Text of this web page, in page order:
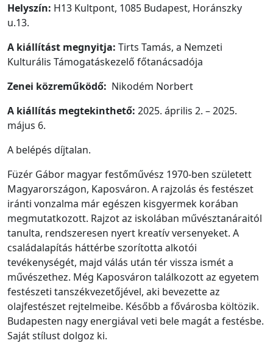
Helyszín: H13 Kultpont, 1085 Budapest, Horánszky
u.13.
A kiállítást megnyitja: Tirts Tamás, a Nemzeti
Kulturális Támogatáskezelő főtanácsadója
Zenei közreműködő: Nikodém Norbert
A kiállítás megtekinthető: 2025. április 2. – 2025.
május 6.
A belépés díjtalan.
Füzér Gábor magyar festőművész 1970-ben született
Magyarországon, Kaposváron. A rajzolás és festészet
iránti vonzalma már egészen kisgyermek korában
megmutatkozott. Rajzot az iskolában művésztanáraitól
tanulta, rendszeresen nyert kreatív versenyeket. A
családalapítás háttérbe szorította alkotói
tevékenységét, majd válás után tér vissza ismét a
művészethez. Még Kaposváron találkozott az egyetem
festészeti tanszékvezetőjével, aki bevezette az
olajfestészet rejtelmeibe. Később a fővárosba költözik.
Budapesten nagy energiával veti bele magát a festésbe.
Saját stílust dolgoz ki.